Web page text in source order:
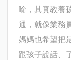
喻，其實教養
通，就像業務
媽媽也希望把
跟孩子說話、